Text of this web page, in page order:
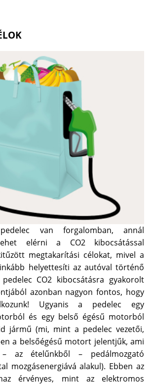
van forgalomban, annál
elérni a CO2 kibocsátással
megtakarítási célokat, mivel a
helyettesíti az autóval történő
CO2 kibocsátásra gyakorolt
azonban nagyon fontos, hogy
Ugyanis a pedelec egy
és egy belső égésű motorból
jármű (mi, mint a pedelec vezetői,
a belsőégésű motort jelentjűk, ami
– az ételűnkből – pedálmozgató
mozgásenergiává alakul). Ebben az
érvényes, mint az elektromos